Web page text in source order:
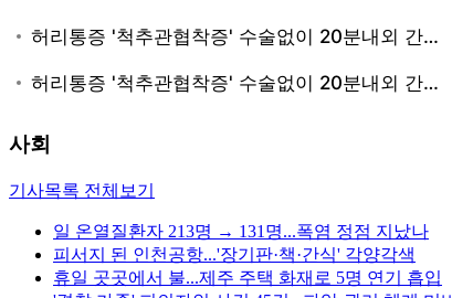
사회
기사목록 전체보기
일 온열질환자 213명 → 131명...폭염 정점 지났나
피서지 된 인천공항...'장기판·책·간식' 각양각색
휴일 곳곳에서 불...제주 주택 화재로 5명 연기 흡입